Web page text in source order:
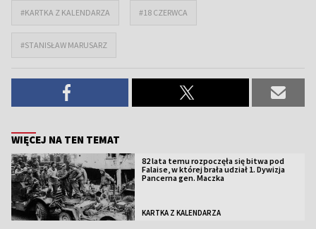
#KARTKA Z KALENDARZA #18 CZERWCA
#STANISŁAW MARUSARZ
WIĘCEJ NA TEN TEMAT
82 lata temu rozpoczęła się bitwa pod
Falaise, w której brała udział 1. Dywizja
Pancerna gen. Maczka
KARTKA Z KALENDARZA